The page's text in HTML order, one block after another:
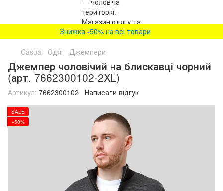
Знижка -50% на всі товари
Casual Одяг Джемпери
Джемпер чоловічий на блискавці чорний
(арт. 7662300102-2XL)
Артикул: 7662300102 Написати відгук
SALE
−50%